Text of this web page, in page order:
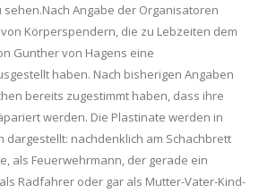
Angabe der Organisatoren
Körperspendern, die zu Lebzeiten dem
Gunther von Hagens eine
haben. Nach bisherigen Angaben
bereits zugestimmt haben, dass ihre
werden. Die Plastinate werden in
dargestellt: nachdenklich am Schachbrett
als Feuerwehrmann, der gerade ein
Radfahrer oder gar als Mutter-Vater-Kind-